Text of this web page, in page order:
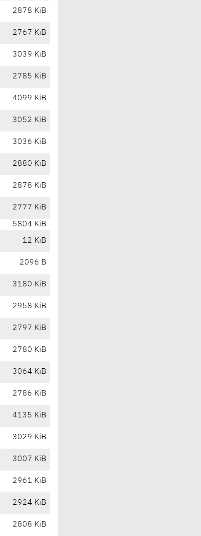
2878 KiB
2767 KiB
3039 KiB
2785 KiB
4099 KiB
3052 KiB
3036 KiB
2880 KiB
2878 KiB
2777 KiB
5804 KiB
12 KiB
2096 B
3180 KiB
2958 KiB
2797 KiB
2780 KiB
3064 KiB
2786 KiB
4135 KiB
3029 KiB
3007 KiB
2961 KiB
2924 KiB
2808 KiB